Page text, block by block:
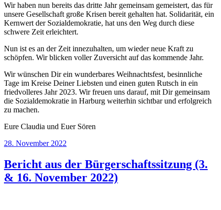
Wir haben nun bereits das dritte Jahr gemeinsam gemeistert, das für
unsere Gesellschaft große Krisen bereit gehalten hat. Solidarität, ein
Kernwert der Sozialdemokratie, hat uns den Weg durch diese
schwere Zeit erleichtert.
Nun ist es an der Zeit innezuhalten, um wieder neue Kraft zu
schöpfen. Wir blicken voller Zuversicht auf das kommende Jahr.
Wir wünschen Dir ein wunderbares Weihnachtsfest, besinnliche
Tage im Kreise Deiner Liebsten und einen guten Rutsch in ein
friedvolleres Jahr 2023. Wir freuen uns darauf, mit Dir gemeinsam
die Sozialdemokratie in Harburg weiterhin sichtbar und erfolgreich
zu machen.
Eure Claudia und Euer Sören
Veröffentlicht
28. November 2022
Bericht aus der Bürgerschaftssitzung (3.
& 16. November 2022)